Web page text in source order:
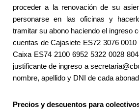
proceder a la renovación de su
personarse en las oficinas y
tramitar su abono haciendo el ingreso
cuentas de Cajasiete ES72 3076
Caixa ES74 2100 6952 5322 0028
justificante de ingreso a
nombre, apellido y DNI de cada
Precios y descuentos para